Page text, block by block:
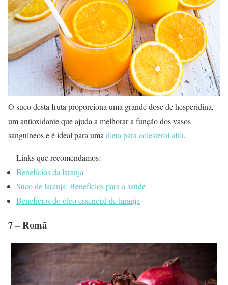
O suco desta fruta proporciona uma grande dose de hesperidina,
um antioxidante que ajuda a melhorar a função dos vasos
sanguíneos e é ideal para uma dieta para colesterol alto.
Links que recomendamos:
Benefícios da laranja
Suco de laranja: Benefícios para a saúde
Benefícios do óleo essencial de laranja
7 – Romã